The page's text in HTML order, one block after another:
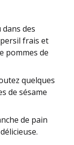
des
frais et
pommes de
quelques
de sésame
de pain